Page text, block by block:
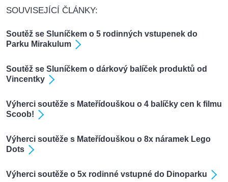
SOUVISEJÍCÍ ČLÁNKY:
Soutěž se Sluníčkem o 5 rodinných vstupenek do
Parku Mirakulum
Soutěž se Sluníčkem o dárkový balíček produktů od
Vincentky
Výherci soutěže s Mateřídouškou o 4 balíčky cen k filmu
Scoob!
Výherci soutěže s Mateřídouškou o 8x náramek Lego
Dots
Výherci soutěže o 5x rodinné vstupné do Dinoparku